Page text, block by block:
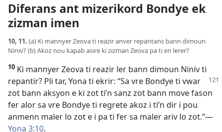
Diferans ant mizerikord Bondye ek
zizman imen
10, 11. (a) Ki mannyer Zeova ti reazir anver repantans bann dimoun
Niniv? (b) Akoz nou kapab asire ki zizman Zeova pa ti en lerer?
10 Ki mannyer Zeova ti reazir ler bann dimoun Niniv ti
repantir? Pli tar, Yona ti ekrir: “Sa vre Bondye ti vwar
zot bann aksyon e ki zot ti’n sanz zot bann move fason
fer alor sa vre Bondye ti regrete akoz i ti’n dir i pou
anmenn maler lo zot e i pa ti fer sa maler ariv lo zot.”​—
Yona 3:10.